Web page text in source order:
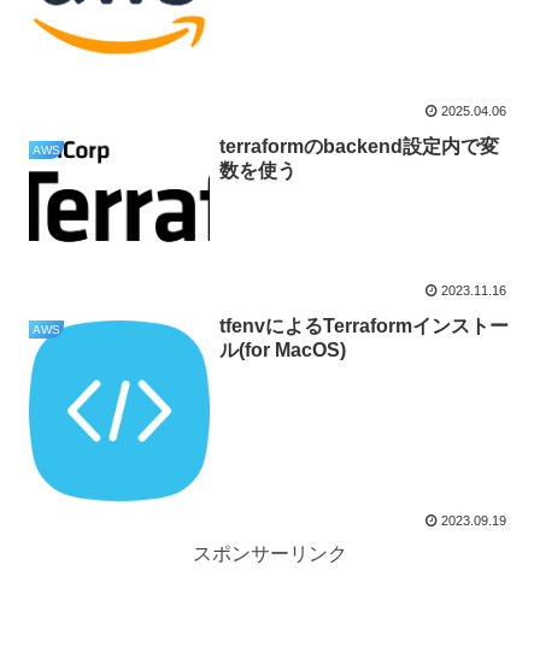
2025.04.06
AWS
terraformのbackend設定内で変
数を使う
2023.11.16
AWS
tfenvによるTerraformインストー
ル(for MacOS)
2023.09.19
スポンサーリンク